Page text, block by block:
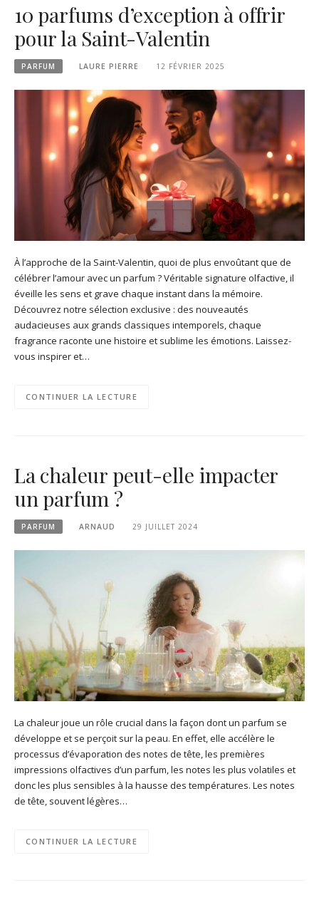
10 parfums d’exception à offrir
pour la Saint-Valentin
PARFUM LAURE PIERRE 12 FÉVRIER 2025
À l’approche de la Saint-Valentin, quoi de plus envoûtant que de
célébrer l’amour avec un parfum ? Véritable signature olfactive, il
éveille les sens et grave chaque instant dans la mémoire.
Découvrez notre sélection exclusive : des nouveautés
audacieuses aux grands classiques intemporels, chaque
fragrance raconte une histoire et sublime les émotions. Laissez-
vous inspirer et…
CONTINUER LA LECTURE
La chaleur peut-elle impacter
un parfum ?
PARFUM ARNAUD 29 JUILLET 2024
La chaleur joue un rôle crucial dans la façon dont un parfum se
développe et se perçoit sur la peau. En effet, elle accélère le
processus d’évaporation des notes de tête, les premières
impressions olfactives d’un parfum, les notes les plus volatiles et
donc les plus sensibles à la hausse des températures. Les notes
de tête, souvent légères…
CONTINUER LA LECTURE